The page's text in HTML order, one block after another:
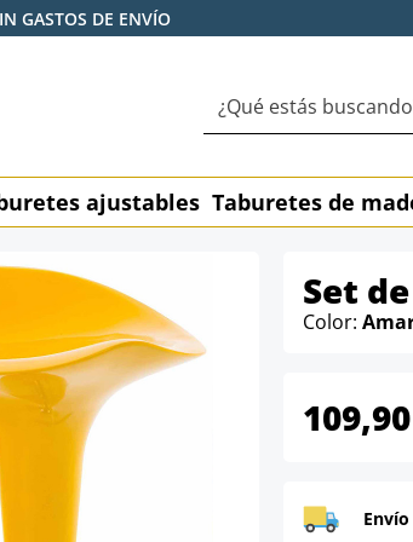
GASTOS DE ENVÍO
ajustables Taburetes de
Set
Color: